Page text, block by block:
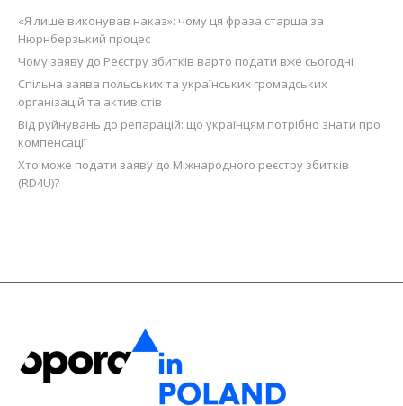
«Я лише виконував наказ»: чому ця фраза старша за
Нюрнберзький процес
Чому заяву до Реєстру збитків варто подати вже сьогодні
Спільна заява польських та українських громадських
організацій та активістів
Від руйнувань до репарацій: що українцям потрібно знати про
компенсації
Хто може подати заяву до Міжнародного реєстру збитків
(RD4U)?